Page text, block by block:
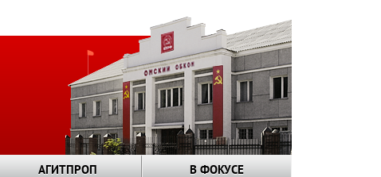
АГИТПРОП В ФОКУСЕ